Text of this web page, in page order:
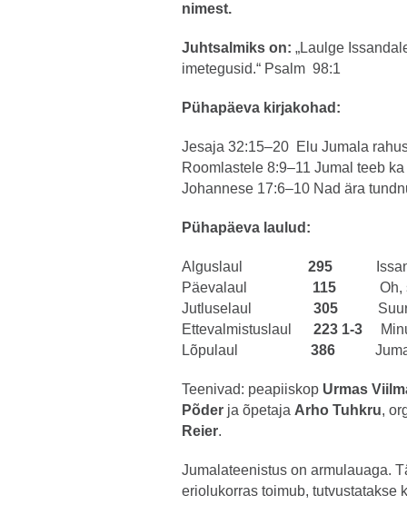
nimest.
Juhtsalmiks on: „Laulge
imetegusid.“ Psalm 98:1
Pühapäeva kirjakohad:
Jesaja 32:15–20 Elu Jumala
Roomlastele 8:9–11 Jumal teeb
Johannese 17:6–10 Nad ära
Pühapäeva laulud:
Alguslaul 295
Päevalaul 115 Oh,
Jutluselaul 305
Ettevalmistuslaul 223 1-3
Lõpulaul 386
Teenivad: peapiiskop Urmas
Põder ja õpetaja Arho Tuhkru,
Reier.
Jumalateenistus on armulauaga.
eriolukorras toimub, tutvustatakse